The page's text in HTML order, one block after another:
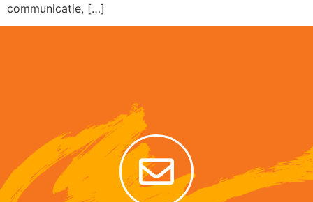
communicatie, […]